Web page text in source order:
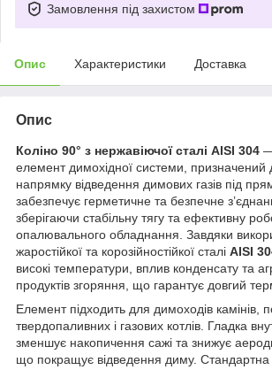
Замовлення під захистом
Опис Характеристики Доставка
Опис
Коліно 90° з нержавіючої сталі AISI 304
елемент димохідної системи, призначений
напрямку відведення димових газів під
забезпечує герметичне та безпечне
зберігаючи стабільну тягу та ефективну
опалювального обладнання. Завдяки
жаростійкої та корозійностійкої сталі AISI
високі температури, вплив конденсату та
продуктів згоряння, що гарантує довгий
Елемент підходить для димоходів камінів,
твердопаливних і газових котлів. Гладка
зменшує накопичення сажі та знижує
що покращує відведення диму. Стандартна